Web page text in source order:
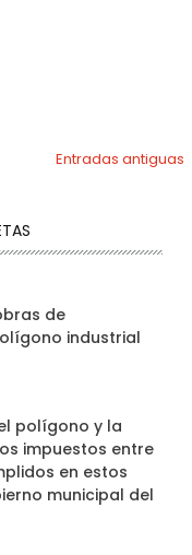
Entradas antiguas
de
industrial
polígono y la
impuestos entre
en estos
municipal del